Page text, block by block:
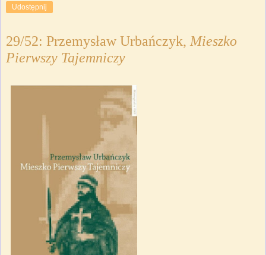
Udostępnij
29/52: Przemysław Urbańczyk, Mieszko
Pierwszy Tajemniczy